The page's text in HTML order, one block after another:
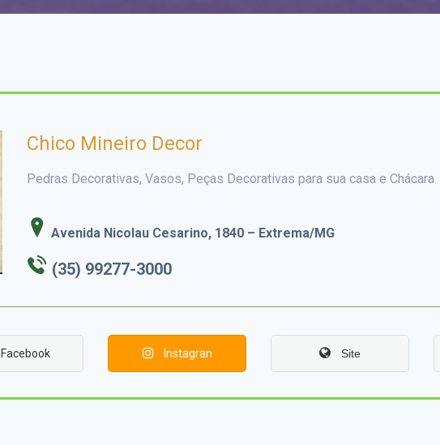
Chico Mineiro Decor
Pedras Decorativas, Vasos, Peças Decorativas para sua casa e Chácara.
Avenida Nicolau Cesarino, 1840 – Extrema/MG
(35) 99277-3000
Facebook Instagran Site